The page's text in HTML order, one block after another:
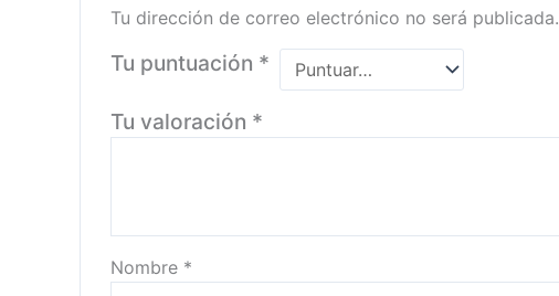
Tu dirección de correo electrónico no será publicada.
Tu puntuación *
Tu valoración *
Nombre *